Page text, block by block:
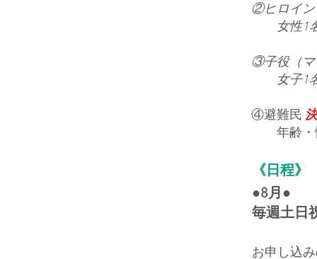
②ヒロイン
女性1名
③子役（マ
女子1名
④避難民
年齢・
《日程》
●8月●
毎週土日
お申し込